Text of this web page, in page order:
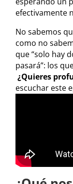
efectivamente
No sabemos
como no
que “solo hay
pasará”: los
¿Quieres
escuchar este